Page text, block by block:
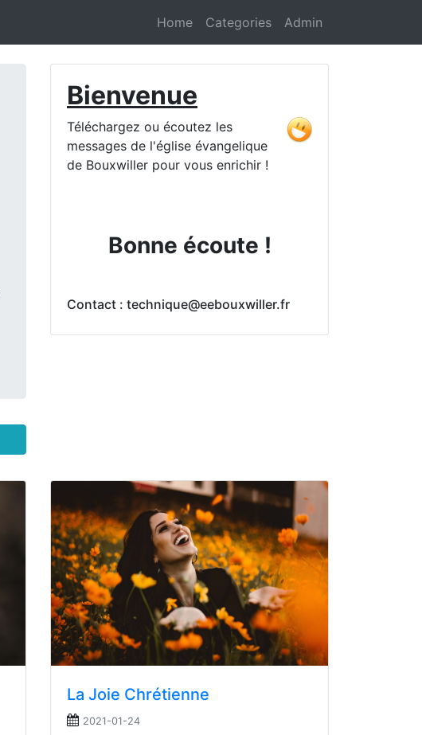
Home Categories Admin
Bienvenue
Téléchargez ou écoutez les
messages de l'église évangelique
de Bouxwiller pour vous enrichir !
Bonne écoute !
Contact : technique@eebouxwiller.fr
La Joie Chrétienne
2021-01-24